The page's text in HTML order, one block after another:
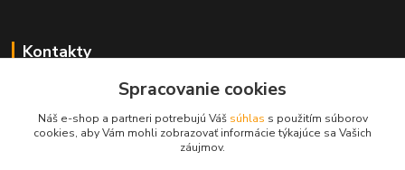
Kontakty
+421 2 529 67 411
(Po - Pia: 10:00 - 17:30)
Spracovanie cookies
Náš e-shop a partneri potrebujú Váš súhlas s použitím súborov
cookies, aby Vám mohli zobrazovať informácie týkajúce sa Vašich
záujmov.